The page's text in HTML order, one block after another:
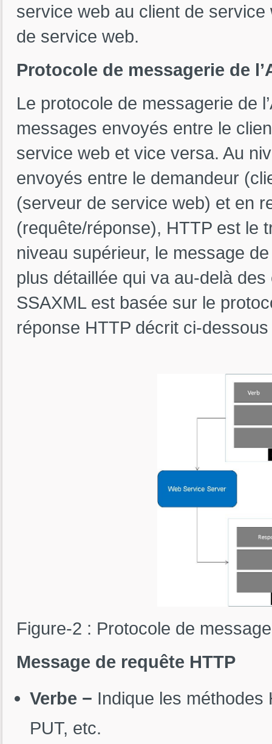
service web au client de
de service web.
Protocole de messagerie de
Le protocole de messagerie de
messages envoyés entre le
service web et vice versa. Au
envoyés entre le demandeur
(serveur de service web) et en
(requête/réponse), HTTP est le
niveau supérieur, le message
plus détaillée qui va au-delà
SSAXML est basée sur le
réponse HTTP décrit ci-dessous
Figure-2 : Protocole de
Message de requête HTTP
Verbe − Indique les méthodes
PUT, etc.